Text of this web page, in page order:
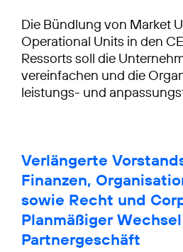
Die Bündlung von Market
Operational Units in den
Ressorts soll die
vereinfachen und die
leistungs- und
Verlängerte
Finanzen,
sowie Recht und
Planmäßiger
Partnergeschäft